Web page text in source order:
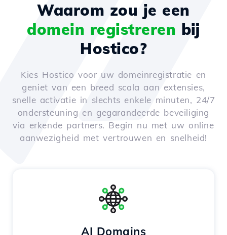
Waarom zou je een
domein registreren bij
Hostico?
Kies Hostico voor uw domeinregistratie en
geniet van een breed scala aan extensies,
snelle activatie in slechts enkele minuten, 24/7
ondersteuning en gegarandeerde beveiliging
via erkende partners. Begin nu met uw online
aanwezigheid met vertrouwen en snelheid!
AI Domains